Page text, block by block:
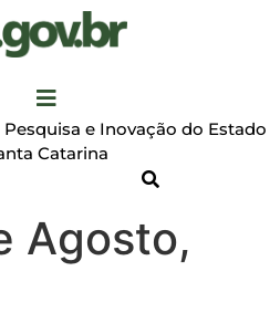
e Inovação do Estado
Catarina
Agosto,